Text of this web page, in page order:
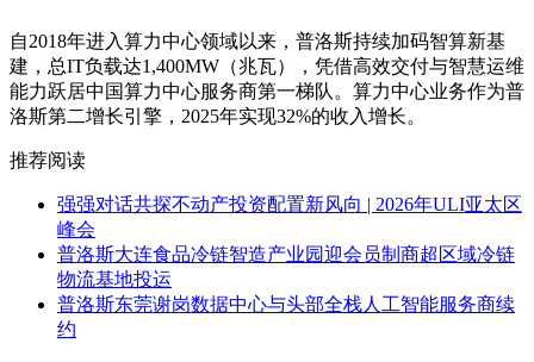
自2018年进入算力中心领域以来，普洛斯持续加码智算新基
建，总IT负载达1,400MW（兆瓦），凭借高效交付与智慧运维
能力跃居中国算力中心服务商第一梯队。算力中心业务作为普
洛斯第二增长引擎，2025年实现32%的收入增长。
推荐阅读
强强对话共探不动产投资配置新风向 | 2026年ULI亚太区
峰会
普洛斯大连食品冷链智造产业园迎会员制商超区域冷链
物流基地投运
普洛斯东莞谢岗数据中心与头部全栈人工智能服务商续
约